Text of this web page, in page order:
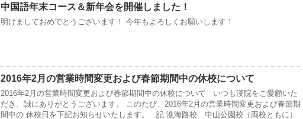
中国語年末コース＆新年会を開催しました！
明けましておめでとうございます！ 今年もよろしくお願いします！
2016年2月の営業時間変更および春節期間中の休校について
2016年2月の営業時間変更および春節期間中の休校について いつも漢院をご愛顧いた
だき、誠にありがとうございます。 このたび、2016年2月の営業時間変更および春節期
間中の 休校日を下記お知らせいたします。 記 淮海路校 中山公園校（両校ともに）